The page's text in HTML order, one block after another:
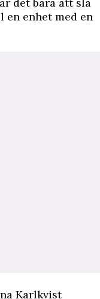
det bara att slå
enhet med en
Karlkvist